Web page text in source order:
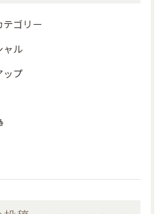
テゴリー
ャル
ップ